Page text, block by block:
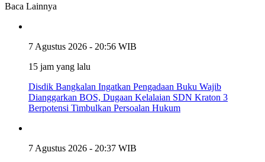
Baca Lainnya
7 Agustus 2026 - 20:56 WIB
15 jam yang lalu
Disdik Bangkalan Ingatkan Pengadaan Buku Wajib
Dianggarkan BOS, Dugaan Kelalaian SDN Kraton 3
Berpotensi Timbulkan Persoalan Hukum
7 Agustus 2026 - 20:37 WIB